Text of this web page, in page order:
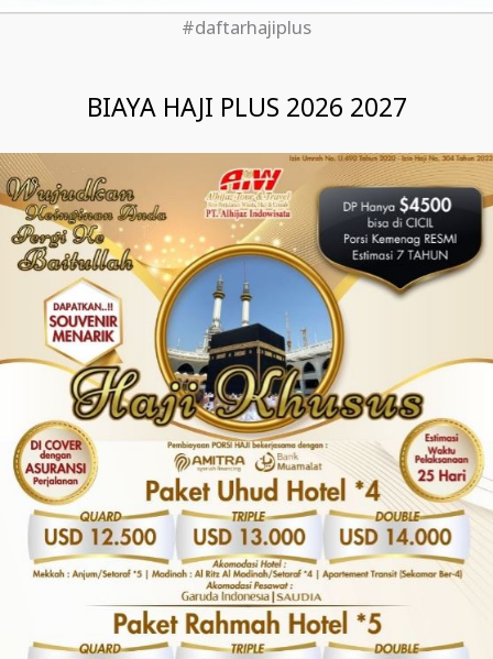
#daftarhajiplus
BIAYA HAJI PLUS 2026 2027